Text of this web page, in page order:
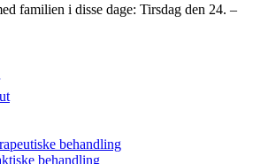
behandling
behandling
familien i disse dage: Tirsdag den 24. –